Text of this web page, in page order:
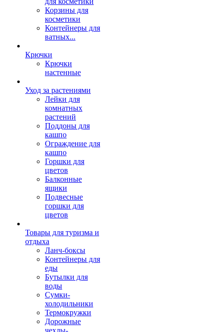
Корзины для
косметики
Контейнеры для
ватных...
Крючки
Крючки
настенные
Уход за растениями
Лейки для
комнатных
растений
Поддоны для
кашпо
Ограждение для
кашпо
Горшки для
цветов
Балконные
ящики
Подвесные
горшки для
цветов
Товары для туризма и
отдыха
Ланч-боксы
Контейнеры для
еды
Бутылки для
воды
Сумки-
холодильники
Термокружки
Дорожные
чехлы-